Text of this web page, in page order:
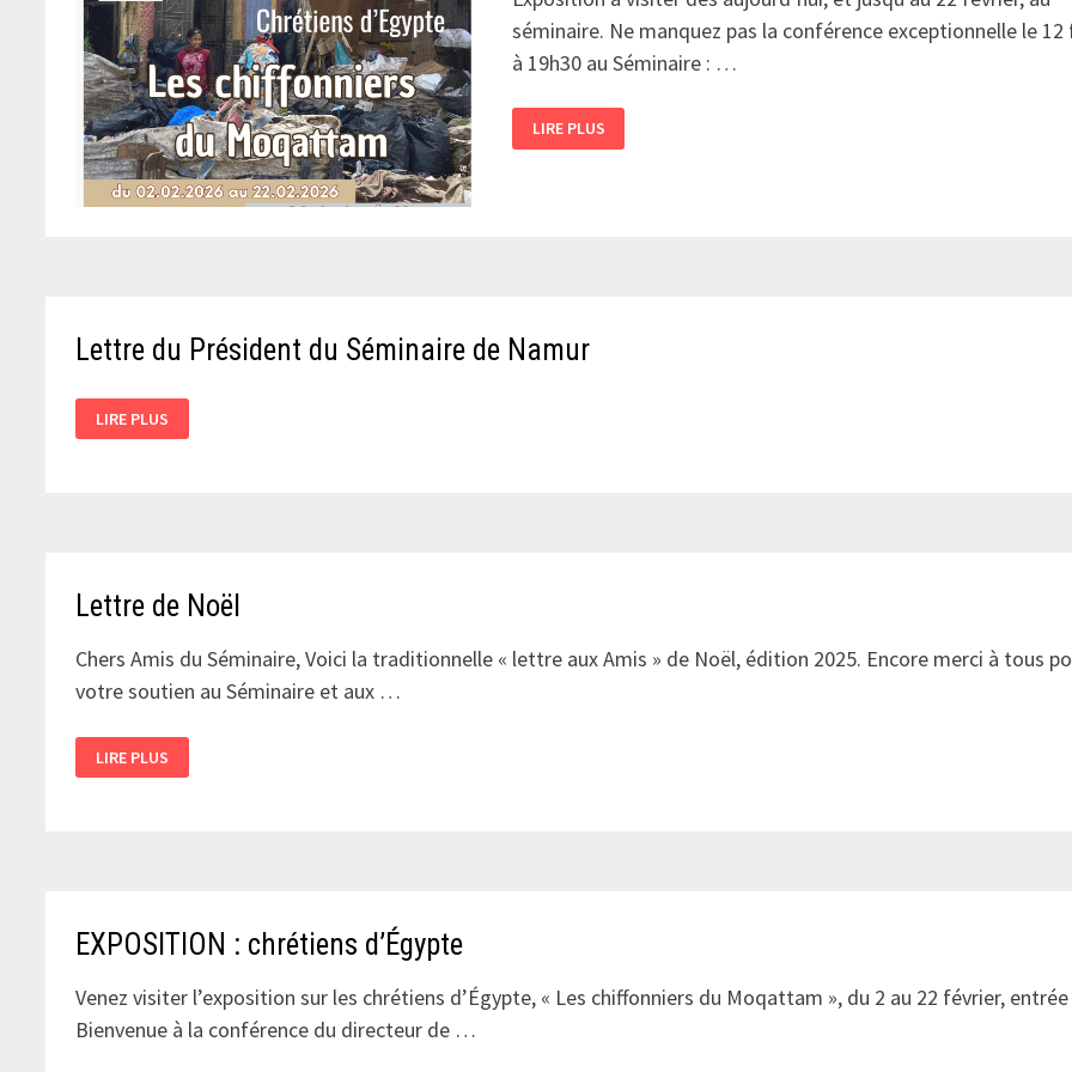
séminaire. Ne manquez pas la conférence exceptionnelle le 12
à 19h30 au Séminaire : …
EXPO
« CHRÉTIENS
DU
LIRE PLUS
Lettre du Président du Séminaire de Namur
DU
PRÉSIDENT
LIRE PLUS
Lettre de Noël
Chers Amis du Séminaire, Voici la traditionnelle « lettre aux Amis » de Noël, édition 2025. Encore merci à tous
votre soutien au Séminaire et aux …
DE
NOËL
LIRE PLUS
EXPOSITION : chrétiens d’Égypte
Venez visiter l’exposition sur les chrétiens d’Égypte, « Les chiffonniers du Moqattam », du 2 au 22 février,
Bienvenue à la conférence du directeur de …